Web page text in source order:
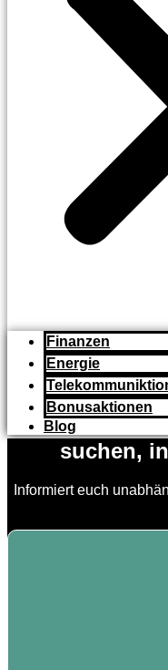
Finanzen
Energie
Bonusaktionen
Blog
suchen,
Informiert euch